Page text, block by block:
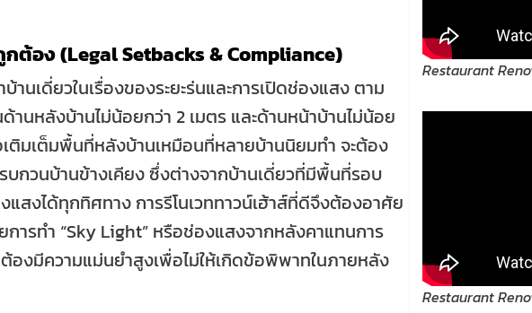
ต้อง (Legal Setbacks & Compliance)
นเดี่ยวในเรื่องของระยะร่นและการเปิดช่องแสง ตาม
นหลังบ้านไม่น้อยกว่า 2 เมตร และด้านหน้าบ้านไม่น้อย
ติมเต็มพื้นที่หลังบ้านเหมือนที่หลายบ้านนิยมทำ จะต้อง
รบกวนบ้านข้างเคียง ซึ่งต่างจากบ้านเดี่ยวที่มีพื้นที่รอบ
สงได้ทุกทิศทาง การรีโนเวททาวน์เฮ้าส์ที่ดีจึงต้องอาศัย
รทำ “Sky Light” หรือช่องแสงจากหลังคาแทนการ
องมีความแม่นยำสูงเพื่อไม่ให้เกิดข้อพิพาทในภายหลัง
Restaurant
Restaurant